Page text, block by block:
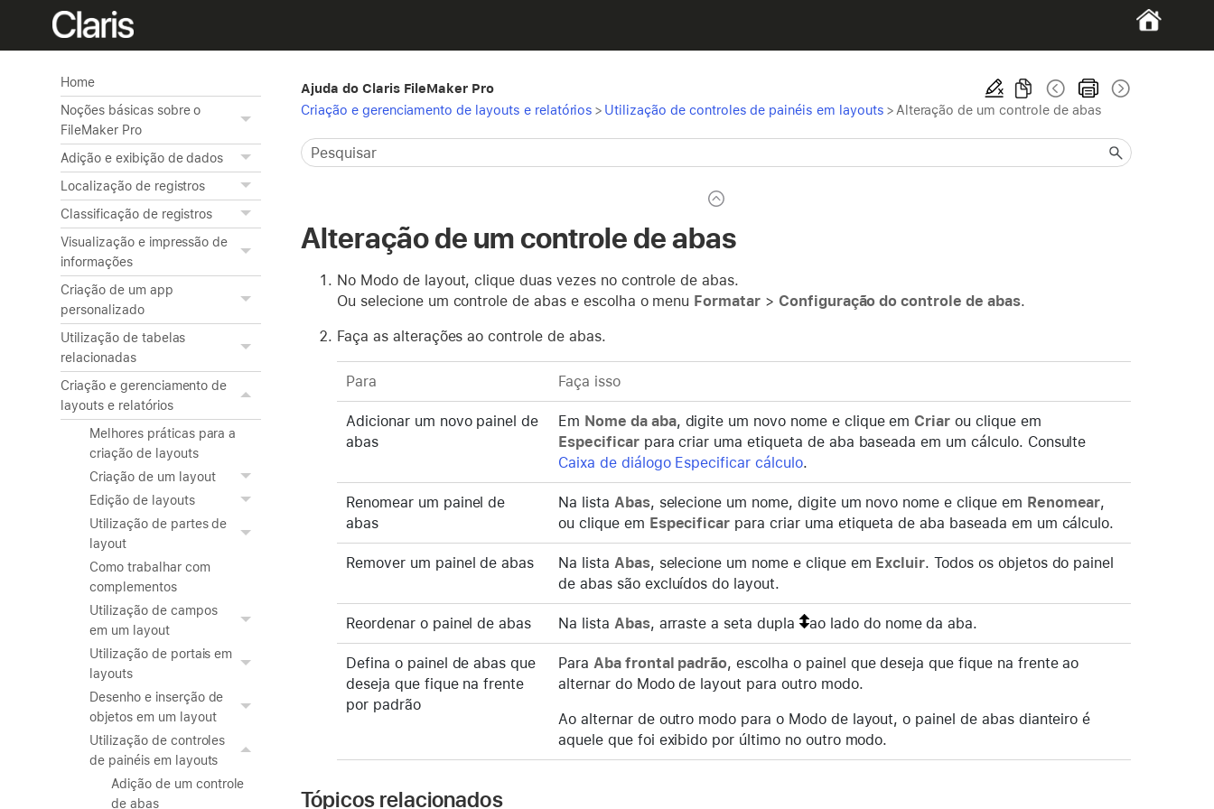
Home
Noções básicas sobre o
FileMaker Pro
Adição e exibição de dados
Localização de registros
Classificação de registros
Visualização e impressão de
informações
Criação de um app
personalizado
Utilização de tabelas
relacionadas
Criação e gerenciamento de
layouts e relatórios
Melhores práticas para a
criação de layouts
Criação de um layout
Edição de layouts
Utilização de partes de
layout
Como trabalhar com
complementos
Utilização de campos
em um layout
Utilização de portais em
layouts
Desenho e inserção de
objetos em um layout
Utilização de controles
de painéis em layouts
Adição de um controle
de abas
Ajuda do Claris FileMaker Pro
Criação e gerenciamento de layouts e relatórios > Utilização de controles de painéis em layouts > Alteração de um controle de abas
Alteração de um controle de abas
No Modo de layout, clique duas vezes no controle de abas.
Ou selecione um controle de abas e escolha o menu Formatar> Configuração do controle de abas.
Faça as alterações ao controle de abas.
Para Faça isso
Adicionar um novo painel de
abas
Em Nome da aba, digite um novo nome e clique em Criar ou clique em
Especificarpara criar uma etiqueta de aba baseada em um cálculo. Consulte
Caixa de diálogo Especificar cálculo.
Renomear um painel de
abas
Na lista Abas, selecione um nome, digite um novo nome e clique em Renomear,
ou clique em Especificar para criar uma etiqueta de aba baseada em um cálculo.
Remover um painel de abas Na lista Abas, selecione um nome e clique em Excluir. Todos os objetos do painel
de abas são excluídos do layout.
Reordenar o painel de abas Na lista Abas, arraste a seta dupla ao lado do nome da aba.
Defina o painel de abas que
deseja que fique na frente
por padrão
Para Aba frontal padrão, escolha o painel que deseja que fique na frente ao
alternar do Modo de layout para outro modo.
Ao alternar de outro modo para o Modo de layout, o painel de abas dianteiro é
aquele que foi exibido por último no outro modo.
Tópicos relacionados